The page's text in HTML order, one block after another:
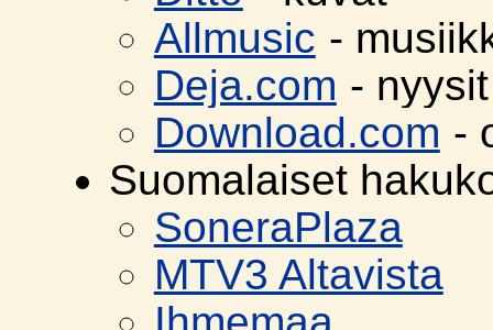
Allmusic -
Deja.com -
Download.com -
Suomalaiset
SoneraPlaza
MTV3 Altavista